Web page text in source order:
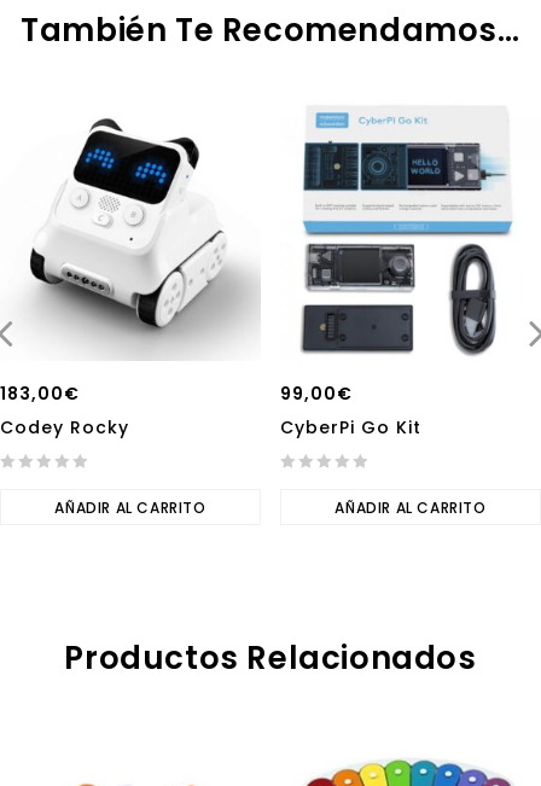
También Te Recomendamos…
183,00€
Codey Rocky
AÑADIR AL CARRITO
99,00€
CyberPi Go Kit
AÑADIR AL CARRITO
Productos Relacionados